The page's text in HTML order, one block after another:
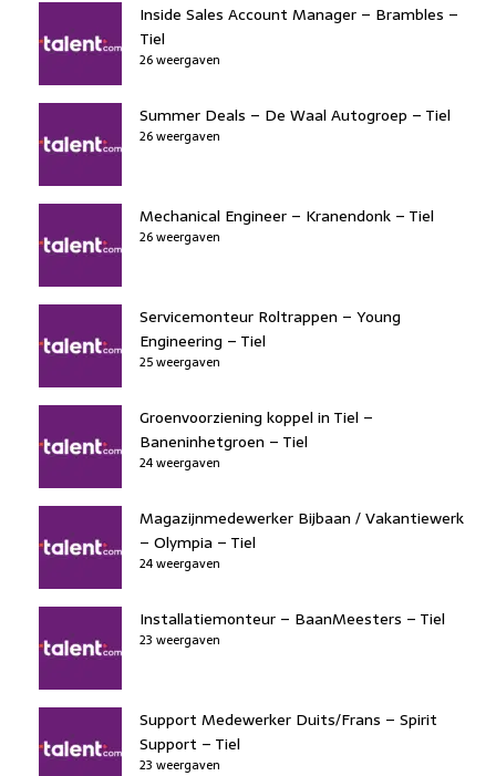
Inside Sales Account Manager – Brambles –
Tiel
26 weergaven
Summer Deals – De Waal Autogroep – Tiel
26 weergaven
Mechanical Engineer – Kranendonk – Tiel
26 weergaven
Servicemonteur Roltrappen – Young
Engineering – Tiel
25 weergaven
Groenvoorziening koppel in Tiel –
Baneninhetgroen – Tiel
24 weergaven
Magazijnmedewerker Bijbaan / Vakantiewerk
– Olympia – Tiel
24 weergaven
Installatiemonteur – BaanMeesters – Tiel
23 weergaven
Support Medewerker Duits/Frans – Spirit
Support – Tiel
23 weergaven